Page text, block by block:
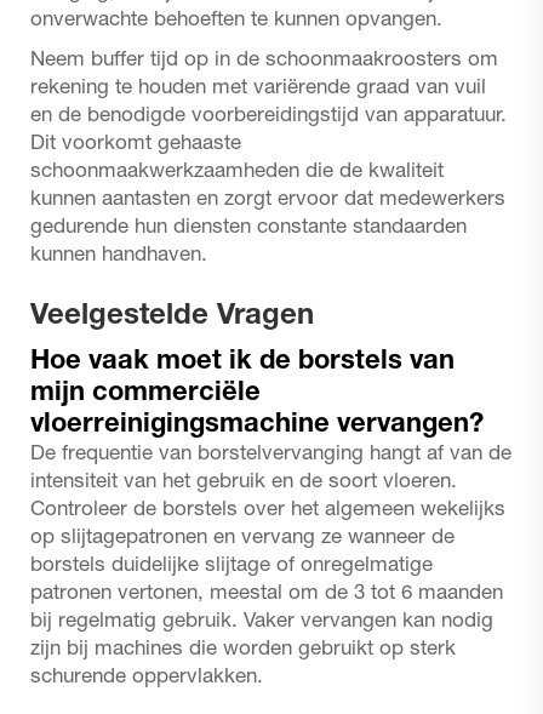
onverwachte behoeften te kunnen opvangen.
Neem buffer tijd op in de schoonmaakroosters om
rekening te houden met variërende graad van vuil
en de benodigde voorbereidingstijd van apparatuur.
Dit voorkomt gehaaste
schoonmaakwerkzaamheden die de kwaliteit
kunnen aantasten en zorgt ervoor dat medewerkers
gedurende hun diensten constante standaarden
kunnen handhaven.
Veelgestelde Vragen
Hoe vaak moet ik de borstels van
mijn commerciële
vloerreinigingsmachine vervangen?
De frequentie van borstelvervanging hangt af van de
intensiteit van het gebruik en de soort vloeren.
Controleer de borstels over het algemeen wekelijks
op slijtagepatronen en vervang ze wanneer de
borstels duidelijke slijtage of onregelmatige
patronen vertonen, meestal om de 3 tot 6 maanden
bij regelmatig gebruik. Vaker vervangen kan nodig
zijn bij machines die worden gebruikt op sterk
schurende oppervlakken.